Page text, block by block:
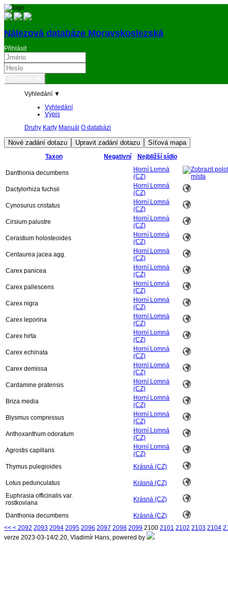
Nálezová databáze Moravskoslezská
Přihlásit
Vyhledání ▼
Vyhledání
Výpis
Druhy Karty Manuál O databázi
Taxon Negativní Nejbližší sídlo
Danthonia decumbens
Horní Lomná
(CZ)
Dactylorhiza fuchsii
Horní Lomná
(CZ)
Cynosurus cristatus
Horní Lomná
(CZ)
Cirsium palustre
Horní Lomná
(CZ)
Cerastium holosteoides
Horní Lomná
(CZ)
Centaurea jacea agg.
Horní Lomná
(CZ)
Carex panicea
Horní Lomná
(CZ)
Carex pallescens
Horní Lomná
(CZ)
Carex nigra
Horní Lomná
(CZ)
Carex leporina
Horní Lomná
(CZ)
Carex hirta
Horní Lomná
(CZ)
Carex echinata
Horní Lomná
(CZ)
Carex demissa
Horní Lomná
(CZ)
Cardamine pratensis
Horní Lomná
(CZ)
Briza media
Horní Lomná
(CZ)
Blysmus compressus
Horní Lomná
(CZ)
Anthoxanthum odoratum
Horní Lomná
(CZ)
Agrostis capillaris
Horní Lomná
(CZ)
Thymus pulegioides
Krásná (CZ)
Lotus pedunculatus
Krásná (CZ)
Euphrasia officinalis var.
rostkoviana
Krásná (CZ)
Danthonia decumbens
Krásná (CZ)
<< < 2092 2093 2094 2095 2096 2097 2098 2099 2100 2101 2102 2103 2104
verze 2023-03-14/2.20, Vladimír Hans, powered by